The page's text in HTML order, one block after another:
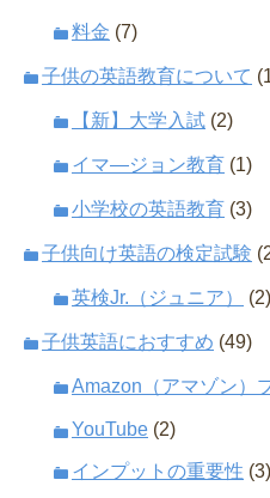
料金 (7)
子供の英語教育について
【新】大学入試 (2)
イマ―ジョン教育 (1)
小学校の英語教育 (3)
子供向け英語の検定試験
英検Jr.（ジュニア） (2)
子供英語におすすめ (49)
Amazon（アマゾン）
YouTube (2)
インプットの重要性 (3)